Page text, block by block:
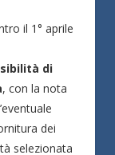
il 1° aprile
di
, con la nota
dei
selezionata